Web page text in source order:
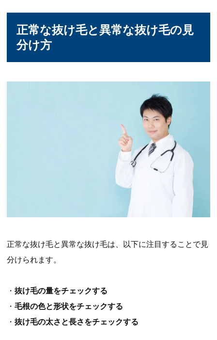
正常な抜け毛と異常な抜け毛の見
分け方
正常な抜け毛と異常な抜け毛は、以下に注目することで見
分けられます。
・ 抜け毛の量をチェックする
・ 毛根の色と形状をチェックする
・ 抜け毛の太さと長さをチェックする